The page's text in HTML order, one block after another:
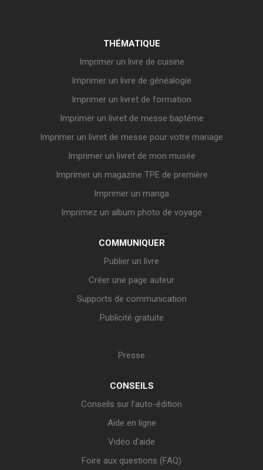
THÉMATIQUE
Imprimer un livre de cuisine
Imprimer un livre de généalogie
Imprimer un livret de formation
Imprimer un livret de messe baptême
Imprimer un livret de messe pour votre mariage
Imprimer un livret de mon musée
Imprimer un magazine TPE de première
Imprimer un manga
Imprimez un album photo de voyage
COMMUNIQUER
Publier un livre
Créer une page auteur
Supports de communication
Publicité gratuite
Presse
CONSEILS
Conseils sur l’auto-édition
Aide en ligne
Vidéo d’aide
Foire aux questions (FAQ)